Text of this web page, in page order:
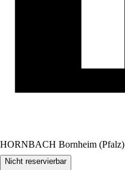
HORNBACH Bornheim (Pfalz)
Nicht reservierbar